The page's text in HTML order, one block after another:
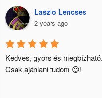
Laszlo Lencses
2 years ago
Kedves, gyors és megbízható.
Csak ajánlani tudom 😉!